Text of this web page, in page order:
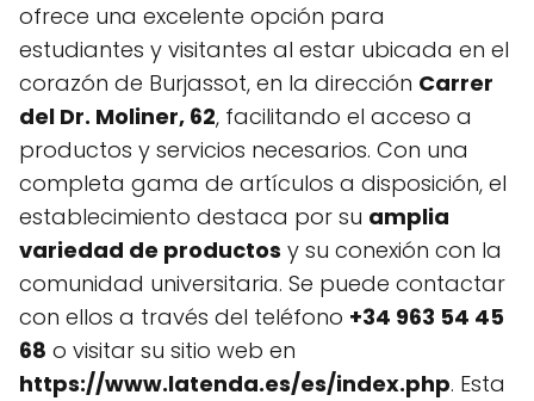
ofrece una excelente opción para
estudiantes y visitantes al estar ubicada en el
corazón de Burjassot, en la dirección Carrer
del Dr. Moliner, 62, facilitando el acceso a
productos y servicios necesarios. Con una
completa gama de artículos a disposición, el
establecimiento destaca por su amplia
variedad de productos y su conexión con la
comunidad universitaria. Se puede contactar
con ellos a través del teléfono +34 963 54 45
68 o visitar su sitio web en
https://www.latenda.es/es/index.php. Esta